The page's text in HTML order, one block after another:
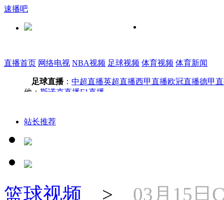
速播吧
直播首页 网络电视 NBA视频 足球视频 体育视频 体育新闻
足球直播： 中超直播英超直播西甲直播欧冠直播德甲
他： 斯诺克直播F1直播
站长推荐
篮球视频 > 03月15日